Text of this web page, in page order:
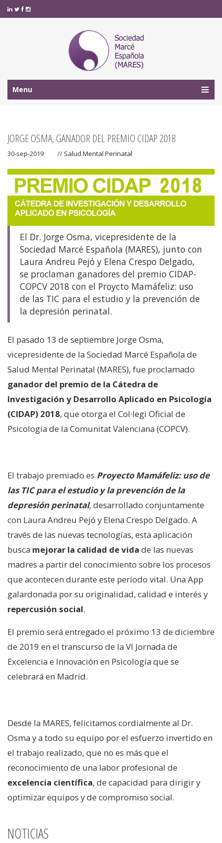
Menu
JORGE OSMA, GANADOR DEL PREMIO CIDAP 2018
30-sep-2019 // Salud Mental Perinatal
El Dr. Jorge Osma, vicepresidente de la
Sociedad Marcé Española (MARES), junto con
Laura Andreu Pejó y Elena Crespo Delgado,
se proclaman ganadores del premio CIDAP-
COPCV 2018 con el Proycto Mamáfeliz: uso
de las TIC para el estudio y la prevención de
la depresión perinatal.
El pasado 13 de septiembre Jorge Osma,
vicepresidente de la Sociedad Marcé Española de
Salud Mental Perinatal (MARES), fue proclamado
ganador del premio de la Cátedra de
Investigación y Desarrollo Aplicado en Psicología
(CIDAP) 2018, que otorga el Col·legi Oficial de
Psicologia de la Comunitat Valenciana (COPCV).
El trabajo premiado es Proyecto Mamáfeliz: uso de
las TIC para el estudio y la prevención de la
depresión perinatal, desarrollado conjuntamente
con Laura Andreu Pejó y Elena Crespo Delgado. A
través de las nuevas tecnologías, esta aplicación
busca mejorar la calidad de vida de las nuevas
madres a partir del conocimiento sobre los procesos
que acontecen durante este período vital. Una App
galardonada por su originalidad, calidad e interés y
repercusión social.
El premio será entregado el próximo 13 de diciembre
de 2019 en el transcurso de la VI Jornada de
Excelencia e Innovación en Psicología que se
celebrará en Madrid.
Desde la MARES, felicitamos cordialmente al Dr.
Osma y a todo su equipo por el esfuerzo invertido en
el trabajo realizado, que no es más que el
reconocimiento de una labor profesional de
excelencia científica, de capacidad para dirigir y
optimizar equipos y de compromiso social.
NOTICIAS